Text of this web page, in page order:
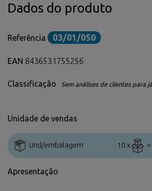
Dados do produto
Referência 03/01/050
EAN 8436531755256
Classificação Sem análises de clientes para
Unidade de vendas
Und/embalagem 10 x
Apresentação